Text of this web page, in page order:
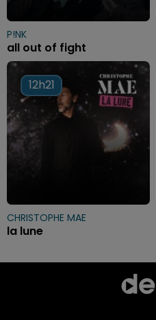
P!NK
all out of fight
12h21
12h21
CHRISTOPHE MAE
la lune